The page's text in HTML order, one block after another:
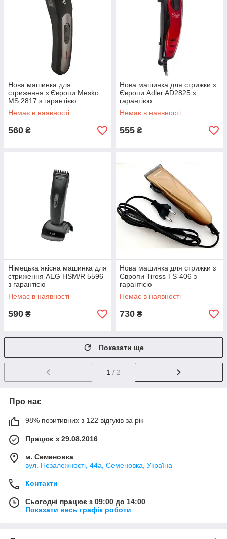
Нова машинка для
стриження з Європи Mesko
MS 2817 з гарантією
Немає в наявності
560 ₴
Нова машинка для стрижки з
Європи Adler AD2825 з
гарантією
Немає в наявності
555 ₴
Німецька якісна машинка для
стриження AEG HSM/R 5596
з гарантією
Немає в наявності
590 ₴
Нова машинка для стрижки з
Європи Tiross TS-406 з
гарантією
Немає в наявності
730 ₴
Показати ще
1 / 2
Про нас
98% позитивних з 122 відгуків за рік
Працює з 29.08.2016
м. Семеновка
вул. Незалежності, 44а, Семеновка, Україна
Контакти
Сьогодні працює з 09:00 до 14:00
Показати весь графік роботи